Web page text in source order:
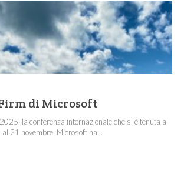
di Microsoft
la conferenza internazionale che si è tenuta a
21 novembre, Microsoft ha...